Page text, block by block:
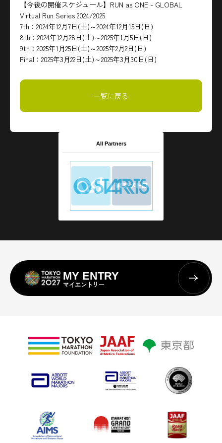
【今後の開催スケジュール】RUN as ONE - GLOBAL
Virtual Run Series 2024/2025
7th：2024年12月7日(土)～2024年12月15日(日)
8th：2024年12月28日(土)～2025年1月5日(日)
9th：2025年1月25日(土)～2025年2月2日(日)
Final：2025年3月22日(土)～2025年3月30日(日)
一覧に戻る
All Partners
MY ENTRY
マイエントリー